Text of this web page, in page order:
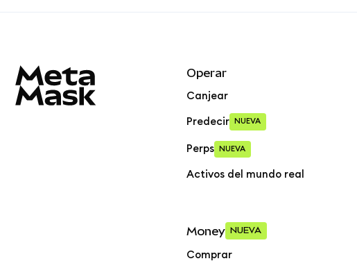
Operar
Canjear
Predecir NUEVA
Perps NUEVA
Activos del mundo real
Money NUEVA
Comprar